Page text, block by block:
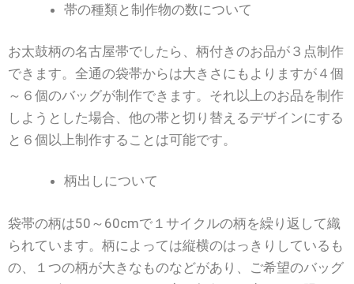
帯の種類と制作物の数について
お太鼓柄の名古屋帯でしたら、柄付きのお品が３点制作
できます。全通の袋帯からは大きさにもよりますが４個
～６個のバッグが制作できます。それ以上のお品を制作
しようとした場合、他の帯と切り替えるデザインにする
と６個以上制作することは可能です。
柄出しについて
袋帯の柄は50～60cmで１サイクルの柄を繰り返して織
られています。柄によっては縦横のはっきりしているも
の、１つの柄が大きなものなどがあり、ご希望のバッグ